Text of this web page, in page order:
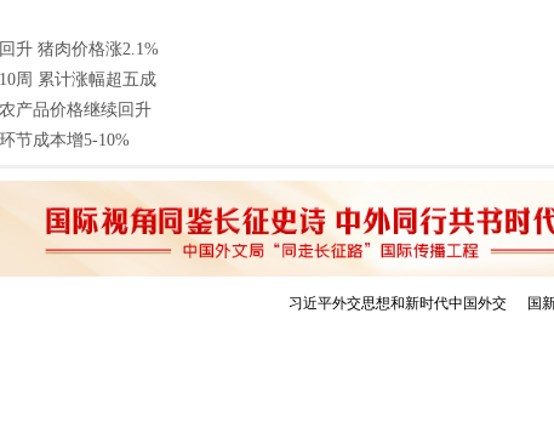
升 猪肉价格涨2.1%
周 累计涨幅超五成
产品价格继续回升
节成本增5-10%